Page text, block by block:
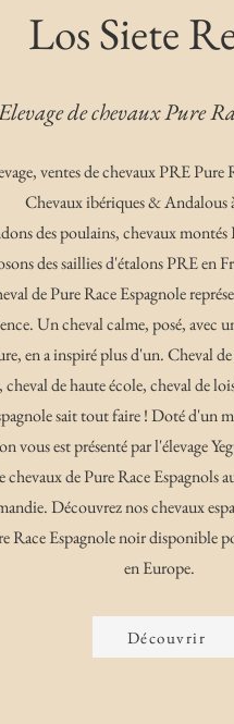
Los Siete
de chevaux Pure
ventes de chevaux PRE Pure
Chevaux ibériques & Andalous
des poulains, chevaux montés
des saillies d'étalons PRE en
de Pure Race Espagnole
Un cheval calme, posé, avec
en a inspiré plus d'un. Cheval
cheval de haute école, cheval de
sait tout faire ! Doté d'un
vous est présenté par l'élevage
chevaux de Pure Race Espagnols
Découvrez nos chevaux
Race Espagnole noirdisponible
en Europe.
Découvrir